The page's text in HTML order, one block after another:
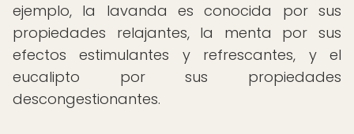
ejemplo, la lavanda es conocida por sus
propiedades relajantes, la menta por sus
efectos estimulantes y refrescantes, y el
eucalipto por sus propiedades
descongestionantes.